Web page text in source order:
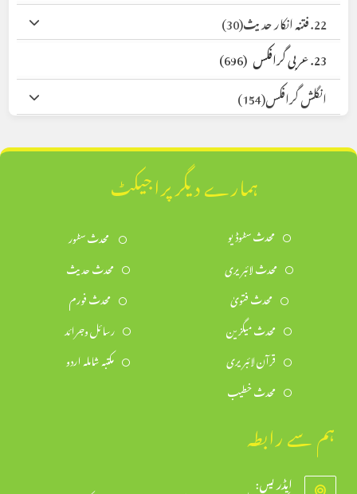
22. فتنہ انکار حدیث
(30)
23. عربی گرافکس
(696)
انگلش گرافکس(154)
ہمارے دیگر پراجیکٹ
محدث سٹوڈیو
محدث سٹور
محدث لائبریری
محدث حدیث
محدث فتویٰ
محدث فورم
محدث میگزین
رسائل وجرائد
قرآن لائبریری
مکتبہ شاملہ اردو
محدث خطیب
ہم سے رابطہ
ایڈریس: